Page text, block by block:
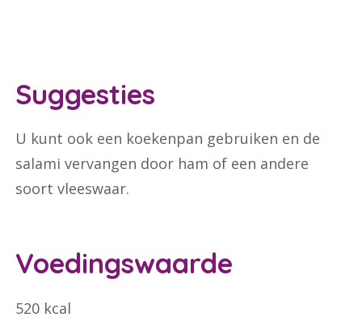
Suggesties
U kunt ook een koekenpan gebruiken en de
salami vervangen door ham of een andere
soort vleeswaar.
Voedingswaarde
520 kcal